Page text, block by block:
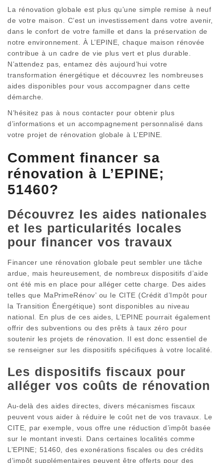
La rénovation globale est plus qu’une simple remise à neuf
de votre maison. C’est un investissement dans votre avenir,
dans le confort de votre famille et dans la préservation de
notre environnement. À L’EPINE, chaque maison rénovée
contribue à un cadre de vie plus vert et plus durable.
N’attendez pas, entamez dès aujourd’hui votre
transformation énergétique et découvrez les nombreuses
aides disponibles pour vous accompagner dans cette
démarche.
N’hésitez pas à nous contacter pour obtenir plus
d’informations et un accompagnement personnalisé dans
votre projet de rénovation globale à L’EPINE.
Comment financer sa
rénovation à L’EPINE;
51460?
Découvrez les aides nationales
et les particularités locales
pour financer vos travaux
Financer une rénovation globale peut sembler une tâche
ardue, mais heureusement, de nombreux dispositifs d’aide
ont été mis en place pour alléger cette charge. Des aides
telles que MaPrimeRénov’ ou le CITE (Crédit d’Impôt pour
la Transition Énergétique) sont disponibles au niveau
national. En plus de ces aides, L’EPINE pourrait également
offrir des subventions ou des prêts à taux zéro pour
soutenir les projets de rénovation. Il est donc essentiel de
se renseigner sur les dispositifs spécifiques à votre localité.
Les dispositifs fiscaux pour
alléger vos coûts de rénovation
Au-delà des aides directes, divers mécanismes fiscaux
peuvent vous aider à réduire le coût net de vos travaux. Le
CITE, par exemple, vous offre une réduction d’impôt basée
sur le montant investi. Dans certaines localités comme
L’EPINE; 51460, des exonérations fiscales ou des crédits
d’impôt supplémentaires peuvent être offerts pour des